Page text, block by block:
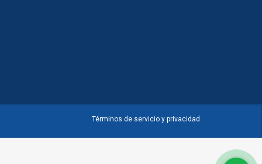
Términos de servicio y privacidad